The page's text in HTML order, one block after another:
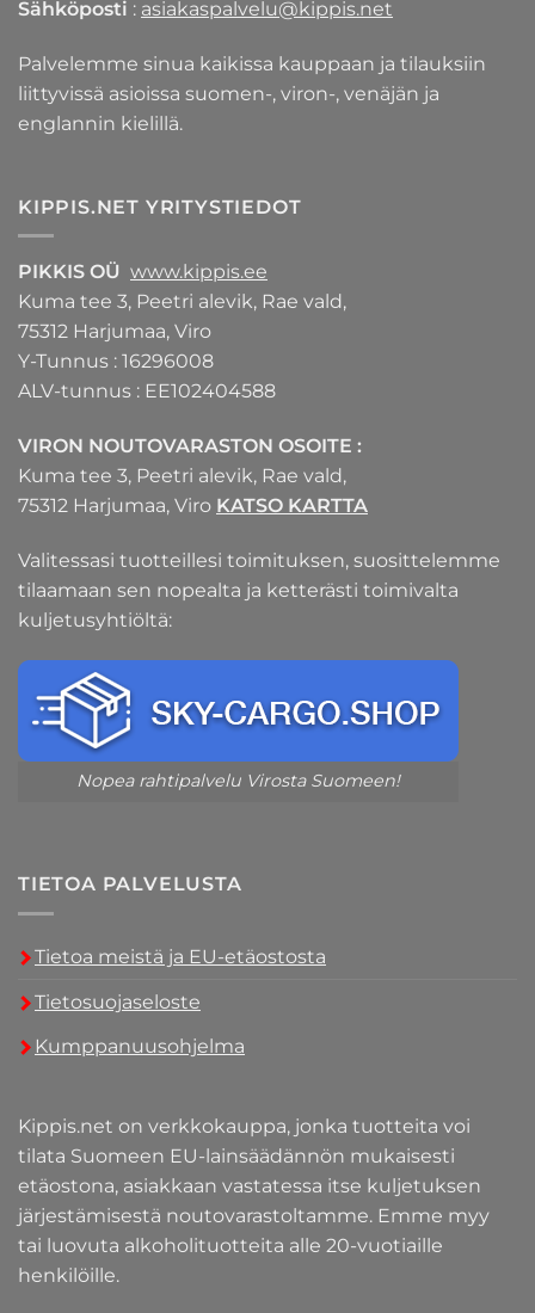
Sähköposti : asiakaspalvelu@kippis.net
Palvelemme sinua kaikissa kauppaan ja tilauksiin
liittyvissä asioissa suomen-, viron-, venäjän ja
englannin kielillä.
KIPPIS.NET YRITYSTIEDOT
PIKKIS OÜ www.kippis.ee
Kuma tee 3, Peetri alevik, Rae vald,
75312 Harjumaa, Viro
Y-Tunnus : 16296008
ALV-tunnus : EE102404588
VIRON NOUTOVARASTON OSOITE :
Kuma tee 3, Peetri alevik, Rae vald,
75312 Harjumaa, Viro KATSO KARTTA
Valitessasi tuotteillesi toimituksen, suosittelemme
tilaamaan sen nopealta ja ketterästi toimivalta
kuljetusyhtiöltä:
Nopea rahtipalvelu Virosta Suomeen!
TIETOA PALVELUSTA
Tietoa meistä ja EU-etäostosta
Tietosuojaseloste
Kumppanuusohjelma
Kippis.net on verkkokauppa, jonka tuotteita voi
tilata Suomeen EU-lainsäädännön mukaisesti
etäostona, asiakkaan vastatessa itse kuljetuksen
järjestämisestä noutovarastoltamme. Emme myy
tai luovuta alkoholituotteita alle 20-vuotiaille
henkilöille.